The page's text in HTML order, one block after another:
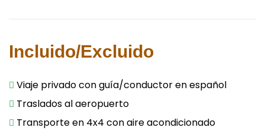
Incluido/Excluido
Viaje privado con guía/conductor en español
Traslados al aeropuerto
Transporte en 4x4 con aire acondicionado